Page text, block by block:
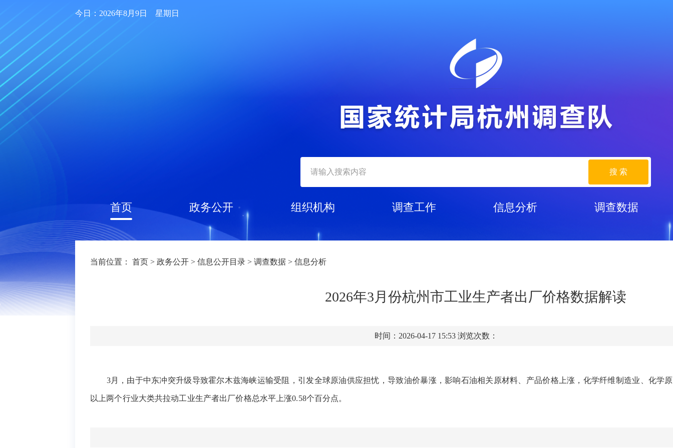
今日：2026年8月9日 星期日
搜 索
首页 政务公开 组织机构 调查工作 信息分析 调查数据
当前位置： 首页 > 政务公开 > 信息公开目录 > 调查数据 > 信息分析
2026年3月份杭州市工业生产者出厂价格数据解读
时间：2026-04-17 15:53 浏览次数：
3月，由于中东冲突升级导致霍尔木兹海峡运输受阻，引发全球原油供应担忧‌，导致油价暴涨，影响石油相关原材料、产品价格上涨，化学纤维制造业、化学
以上两个行业大类共拉动工业生产者出厂价格总水平上涨0.58个百分点。